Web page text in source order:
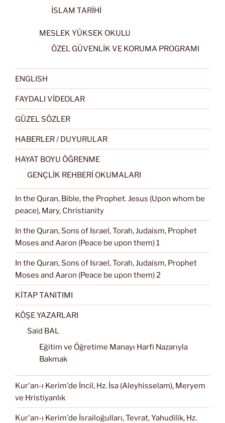
İSLAM TARİHİ
MESLEK YÜKSEK OKULU
ÖZEL GÜVENLİK VE KORUMA PROGRAMI
ENGLISH
FAYDALI VİDEOLAR
GÜZEL SÖZLER
HABERLER / DUYURULAR
HAYAT BOYU ÖĞRENME
GENÇLİK REHBERİ OKUMALARI
In the Quran, Bible, the Prophet. Jesus (Upon whom be
peace), Mary, Christianity
In the Quran, Sons of Israel, Torah, Judaism, Prophet
Moses and Aaron (Peace be upon them) 1
In the Quran, Sons of Israel, Torah, Judaism, Prophet
Moses and Aaron (Peace be upon them) 2
KİTAP TANITIMI
KÖŞE YAZARLARI
Said BAL
Eğitim ve Öğretime Manayı Harfi Nazarıyla
Bakmak
Kur'an-ı Kerim'de İncil, Hz. İsa (Aleyhisselam), Meryem
ve Hristiyanlık
Kur'an-ı Kerim'de İsrailoğulları, Tevrat, Yahudilik, Hz.